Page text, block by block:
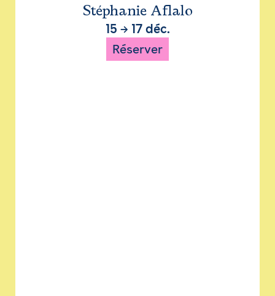
Stéphanie Aflalo
15 → 17 déc.
Réserver